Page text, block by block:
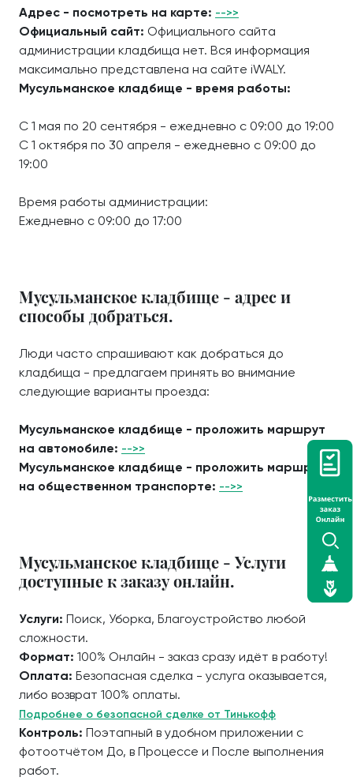
Адрес - посмотреть на карте: -->>
Официальный сайт: Официального сайта
администрации кладбища нет. Вся информация
максимально представлена на сайте iWALY.
Мусульманское кладбище - время работы:
С 1 мая по 20 сентября - ежедневно с 09:00 до 19:00
С 1 октября по 30 апреля - ежедневно с 09:00 до
19:00
Время работы администрации:
Ежедневно с 09:00 до 17:00
Мусульманское кладбище - адрес и
способы добраться.
Люди часто спрашивают как добраться до
кладбища - предлагаем принять во внимание
следующие варианты проезда:
Мусульманское кладбище - проложить маршрут
на автомобиле: -->>
Мусульманское кладбище - проложить маршрут
на общественном транспорте: -->>
Мусульманское кладбище - Услуги
доступные к заказу онлайн.
Услуги: Поиск, Уборка, Благоустройство любой
сложности.
Формат: 100% Онлайн - заказ сразу идёт в работу!
Оплата: Безопасная сделка - услуга оказывается,
либо возврат 100% оплаты.
Подробнее о безопасной сделке от Тинькофф
Контроль: Поэтапный в удобном приложении с
фотоотчётом До, в Процессе и После выполнения
работ.